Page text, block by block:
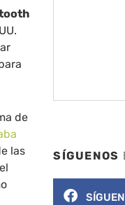
de
las
SÍGUENOS